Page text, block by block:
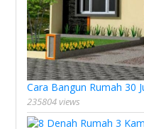
Cara Bangun Rumah 30
235804 views